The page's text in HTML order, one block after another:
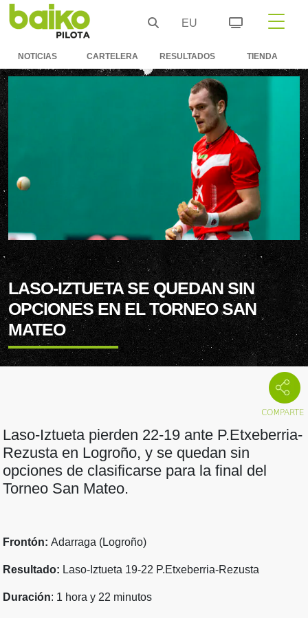
EU
NOTICIAS CARTELERA RESULTADOS TIENDA
LASO-IZTUETA SE QUEDAN SIN
OPCIONES EN EL TORNEO SAN
MATEO
Laso-Iztueta pierden 22-19 ante P.Etxeberria-
Rezusta en Logroño, y se quedan sin
opciones de clasificarse para la final del
Torneo San Mateo.
Frontón: Adarraga (Logroño)
Resultado: Laso-Iztueta 19-22 P.Etxeberria-Rezusta
Duración: 1 hora y 22 minutos